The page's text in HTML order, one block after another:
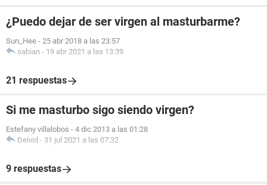
¿Puedo dejar de ser virgen al masturbarme?
Sun_Hee - 25 abr 2018 a las 23:57
sabian - 19 abr 2021 a las 13:39
21 respuestas
Si me masturbo sigo siendo virgen?
Estefany villalobos - 4 dic 2013 a las 01:28
Deivid - 31 jul 2021 a las 07:32
9 respuestas